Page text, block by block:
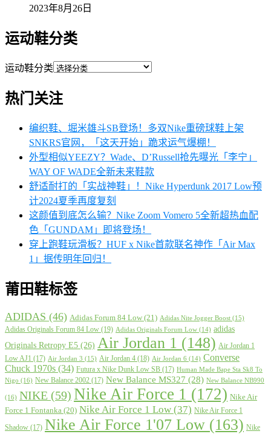
2023年8月26日
运动鞋分类
运动鞋分类
热门关注
编织鞋、堀米雄斗SB登场！多双Nike重磅球鞋上架
SNKRS官网，「这天开始」跪求运气爆棚！
外型相似YEEZY？Wade、D’Russell抢先曝光「李宁」
WAY OF WADE全新未来鞋款
舒适耐打的「实战神鞋」！Nike Hyperdunk 2017 Low预
计2024夏季再度复刻
这颜值到底怎么输？Nike Zoom Vomero 5全新超热血配
色「GUNDAM」即将登场！
穿上跑鞋玩滑板？HUF x Nike首款联名神作「Air Max
1」据传明年回归！
莆田鞋标签
ADIDAS (46) Adidas Forum 84 Low (21) Adidas Nite Jogger Boost (15)
Adidas Originals Forum 84 Low (19) Adidas Originals Forum Low (14) adidas
Originals Retropy E5 (26) Air Jordan 1 (148) Air Jordan 1
Low AJ1 (17) Air Jordan 3 (15) Air Jordan 4 (18) Air Jordan 6 (14) Converse
Chuck 1970s (34) Futura x Nike Dunk Low SB (17) Human Made Bape Sta Sk8 To
Nigo (16) New Balance 2002 (17) New Balance MS327 (28) New Balance NB990
(16) NIKE (59) Nike Air Force 1 (172) Nike Air
Force 1 Fontanka (20) Nike Air Force 1 Low (37) Nike Air Force 1
Shadow (17) Nike Air Force 1'07 Low (163) Nike